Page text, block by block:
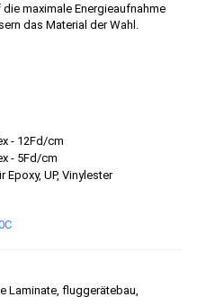
maximale Energieaufnahme
das Material der Wahl.
- 12Fd/cm
- 5Fd/cm
Epoxy, UP, Vinylester
Laminate, fluggerätebau,